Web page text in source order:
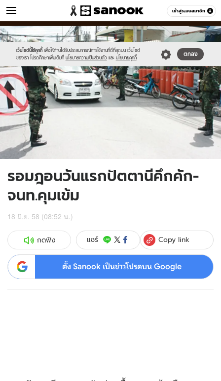
เข้าสู่ระบบสมาชิก
ข่าว หมวดอื่นๆ
เว็บไซต์นี้ใช้คุกกี้ เพื่อให้ท่านได้รับประสบการณ์การใช้งานที่ดีที่สุดบน เว็บไซต์
ของเรา โปรดศึกษาเพิ่มเติมที่ นโยบายความเป็นส่วนตัว และ นโยบายคุกกี้
ตกลง
Sanook
//s.isanook.com/sr/0/images/logo-
new-
sanook.png
600
60
//s.isanook.com/ns/0/ud/362/1814242/625680-
01.jpg
รอมฎอนวันแรกปัตตานีคึกคัก-
จนท.คุมเข้ม
18 มิ.ย. 58 (08:52 น.)
กดฟัง แชร์ Copy link
ตั้ง Sanook เป็นข่าวโปรดบน Google